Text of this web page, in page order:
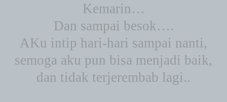
Kemarin…
Dan sampai besok….
AKu intip hari-hari sampai nanti,
semoga aku pun bisa menjadi baik,
dan tidak terjerembab lagi..